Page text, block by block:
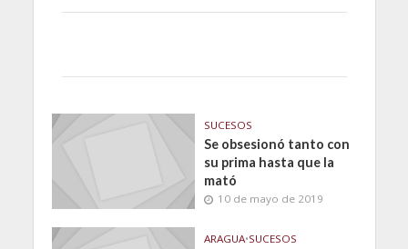
SUCESOS
Se obsesionó tanto con
su prima hasta que la
mató
10 de mayo de 2019
ARAGUA•SUCESOS